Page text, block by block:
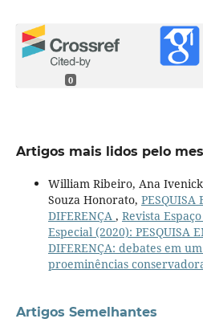
0
Artigos mais lidos pelo
William Ribeiro, Ana
Souza Honorato, PESQUISA
DIFERENÇA , Revista
Especial (2020): PESQUISA
DIFERENÇA: debates em
proeminências
Artigos Semelhantes